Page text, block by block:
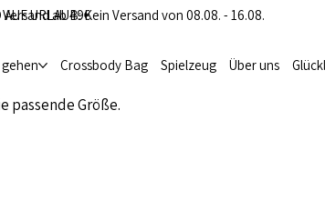
ab 49€
gehen Crossbody Bag Spielzeug Über uns
AUF URLAUB: Kein Versand von 08.08. - 16.08.
passende Größe.